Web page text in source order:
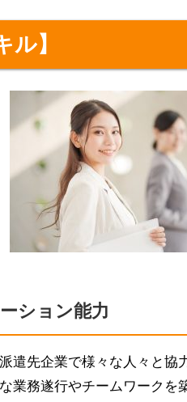
ル】
ション能力
遣先企業で様々な人々と協
業務遂行やチームワークを